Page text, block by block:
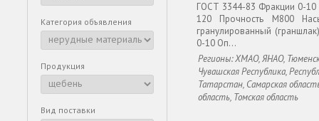
Категория объявления
Продукция
Вид поставки
ГОСТ 3344-83 Фракции 0-
120 Прочность М800
гранулированный
0-10 Оп...
Регионы: ХМАО, ЯНАО,
Чувашская Республика,
Татарстан, Самарская
область, Томская область